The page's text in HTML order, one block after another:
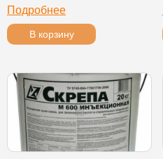
Подробнее
В корзину